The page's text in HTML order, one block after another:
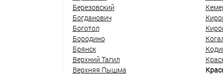
Березовский
Богданович
Боготол
Бородино
Брянск
Верхний Тагил
Верхняя Пышма